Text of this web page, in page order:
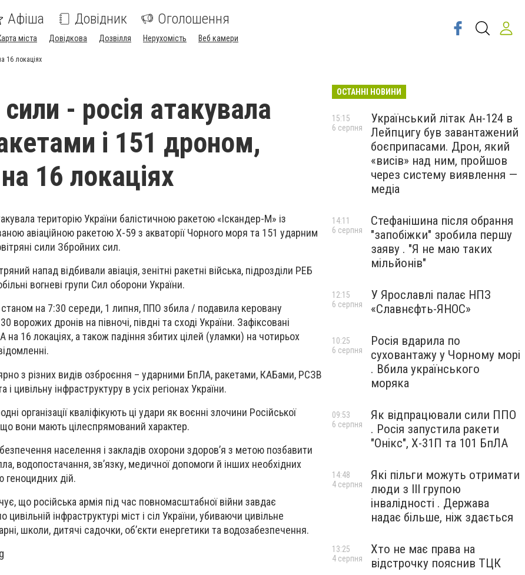
Афіша Довідник Оголошення
міста Довідкова Дозвілля Нерухомість Веб камери
16 локаціях
сили - росія атакувала
і 151 дроном,
16 локаціях
територію України балістичною ракетою «Іскандер-М» із
авіаційною ракетою Х-59 з акваторії Чорного моря та 151 ударним
сили Збройних сил.
напад відбивали авіація, зенітні ракетні війська, підрозділи РЕБ
вогневі групи Сил оборони України.
на 7:30 середи, 1 липня, ППО збила / подавила керовану
ворожих дронів на півночі, півдні та сході України. Зафіксовані
16 локаціях, а також падіння збитих цілей (уламки) на чотирьох
з різних видів озброєння – ударними БпЛА, ракетами, КАБами, РСЗВ
і цивільну інфраструктуру в усіх регіонах України.
організації кваліфікують ці удари як воєнні злочини Російської
вони мають цілеспрямований характер.
населення і закладів охорони здоров’я з метою позбавити
водопостачання, зв’язку, медичної допомоги й інших необхідних
дій.
що російська армія під час повномасштабної війни завдає
цивільній інфраструктурі міст і сіл України, убиваючи цивільне
школи, дитячі садочки, об’єкти енергетики та водозабезпечення.
ОСТАННІ НОВИНИ
Український літак Ан-124 в
Лейпцигу був завантажений
боєприпасами. Дрон, який
«висів» над ним, пройшов
через систему виявлення —
медіа
15:15
6 серпня
Стефанішина після обрання
"запобіжки" зробила першу
заяву . "Я не маю таких
мільйонів"
14:11
6 серпня
У Ярославлі палає НПЗ
«Славнєфть-ЯНОС»
12:15
6 серпня
Росія вдарила по
суховантажу у Чорному морі
. Вбила українського
моряка
10:25
6 серпня
Як відпрацювали сили ППО
. Росія запустила ракети
"Онікс", Х-31П та 101 БпЛА
09:53
6 серпня
Які пільги можуть отримати
люди з III групою
інвалідності . Держава
надає більше, ніж здається
14:48
4 серпня
Хто не має права на
відстрочку пояснив ТЦК
13:25
4 серпня